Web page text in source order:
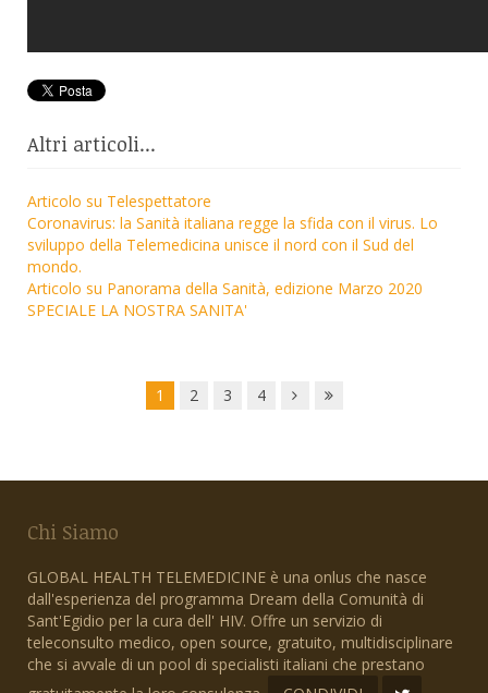
Altri articoli...
Articolo su Telespettatore
Coronavirus: la Sanità italiana regge la sfida con il virus. Lo
sviluppo della Telemedicina unisce il nord con il Sud del
mondo.
Articolo su Panorama della Sanità, edizione Marzo 2020
SPECIALE LA NOSTRA SANITA'
1 2 3 4
Chi Siamo
GLOBAL HEALTH TELEMEDICINE è una onlus che nasce
dall'esperienza del programma Dream della Comunità di
Sant'Egidio per la cura dell' HIV. Offre un servizio di
teleconsulto medico, open source, gratuito, multidisciplinare
che si avvale di un pool di specialisti italiani che prestano